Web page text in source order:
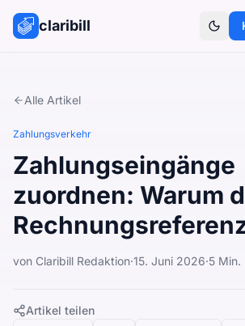
claribill
Alle Artikel
Zahlungsverkehr
Zahlungseingänge
zuordnen: Warum
von Claribill Redaktion·15. Juni 2026·5 Min.
Artikel teilen